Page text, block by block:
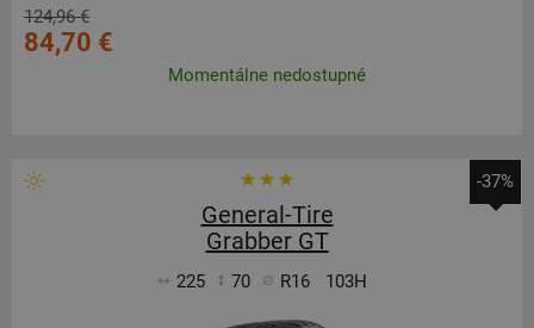
124,96 €
84,70 €
Momentálne nedostupné
-37%
General-Tire
Grabber GT
225 70 R16 103H